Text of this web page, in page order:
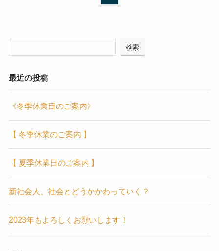
検索
最近の投稿
《冬季休業日のご案内》
【 冬季休業のご案内 】
【 夏季休業日のご案内 】
新社会人、社会とどうかかわっていく？
2023年もよろしくお願いします！